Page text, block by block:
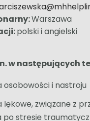
Warszawa
polski i angielski
w następujących
osobowości i nastroju
lękowe, związane z
po stresie